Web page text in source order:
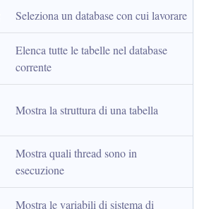
Seleziona un database con cui lavorare
Elenca tutte le tabelle nel database
corrente
Mostra la struttura di una tabella
Mostra quali thread sono in
esecuzione
Mostra le variabili di sistema di